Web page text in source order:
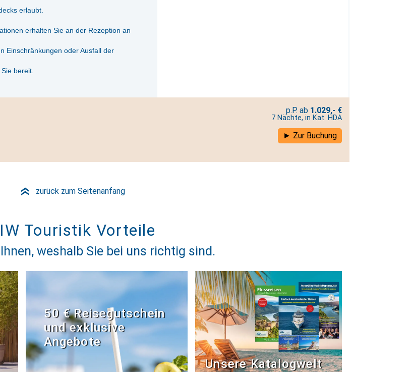
erlaubt.
erhalten Sie an der Rezeption an
Einschränkungen oder Ausfall der
bereit.
1.029,- €
7 Nächte, in Kat. HDA
Zur Buchung
» zurück zum Seitenanfang
Touristik Vorteile
weshalb Sie bei uns richtig sind.
50 € Reisegutschein
und exklusive
Angebote
Unsere Katalogwelt